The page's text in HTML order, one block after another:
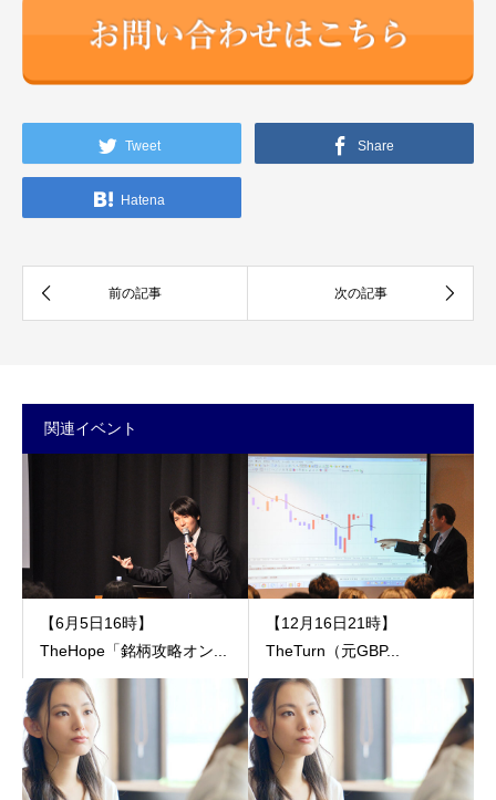
Tweet Share
Hatena
関連イベント
【6月5日16時】
TheHope「銘柄攻略オン...
【12月16日21時】
TheTurn（元GBP...